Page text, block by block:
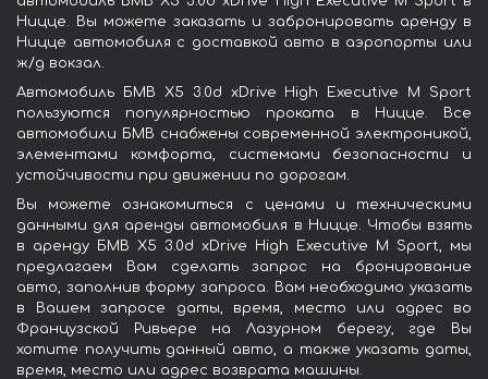
Ницце. Вы можете заказать и забронировать аренду в
Ницце автомобиля с доставкой авто в аэропорты или
ж/д вокзал.
Автомобиль БМВ X5 3.0d xDrive High Executive M Sport
пользуются популярностью проката в Ницце. Все
автомобили БМВ снабжены современной электроникой,
элементами комфорта, системами безопасности и
устойчивости при движении по дорогам.
Вы можете ознакомиться с ценами и техническими
данными для аренды автомобиля в Ницце. Чтобы взять
в аренду БМВ X5 3.0d xDrive High Executive M Sport, мы
предлагаем Вам сделать запрос на бронирование
авто, заполнив форму запроса. Вам необходимо указать
в Вашем запросе даты, время, место или адрес во
Французской Ривьере на Лазурном берегу, где Вы
хотите получить данный авто, а также указать даты,
время, место или адрес возврата машины.